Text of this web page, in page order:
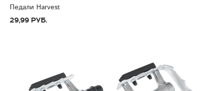
Педали Harvest
29,99 руб.